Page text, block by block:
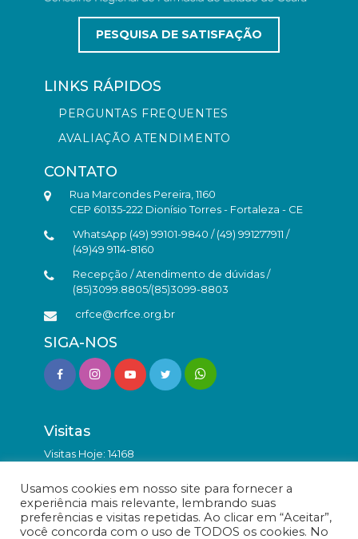
PESQUISA DE SATISFAÇÃO
LINKS RÁPIDOS
PERGUNTAS FREQUENTES
AVALIAÇÃO ATENDIMENTO
CONTATO
Rua Marcondes Pereira, 1160
CEP 60135-222 Dionísio Torres - Fortaleza - CE
WhatsApp (49) 99101-9840 / (49) 991277911 /
(49)49 9114-8160
Recepção / Atendimento de dúvidas /
(85)3099.8805/(85)3099-8803
crfce@crfce.org.br
SIGA-NOS
Visitas
Visitas Hoje: 14168
Usamos cookies em nosso site para fornecer a
experiência mais relevante, lembrando suas
preferências e visitas repetidas. Ao clicar em “Aceitar”,
você concorda com o uso de TODOS os cookies. No